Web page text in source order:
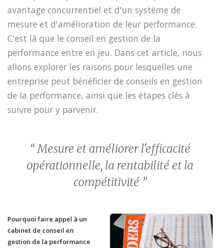
avantage concurrentiel et d'un système de
mesure et d'amélioration de leur performance.
C'est là que le conseil en gestion de la
performance entre en jeu. Dans cet article, nous
allons explorer les raisons pour lesquelles une
entreprise peut bénéficier de conseils en gestion
de la performance, ainsi que les étapes clés à
suivre pour y parvenir.
“ Mesure et améliorer l'efficacité
opérationnelle, la rentabilité et la
compétitivité ”
Pourquoi faire appel à un
cabinet de conseil en
gestion de la performance